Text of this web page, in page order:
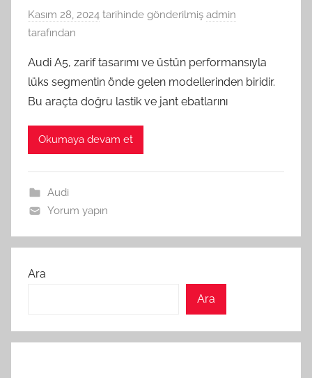
Kasım 28, 2024 tarihinde gönderilmiş admin
tarafından
Audi A5, zarif tasarımı ve üstün performansıyla
lüks segmentin önde gelen modellerinden biridir.
Bu araçta doğru lastik ve jant ebatlarını
Okumaya devam et
Audi
Yorum yapın
Ara
Ara